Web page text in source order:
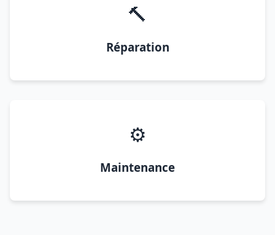
🔨
Réparation
⚙️
Maintenance